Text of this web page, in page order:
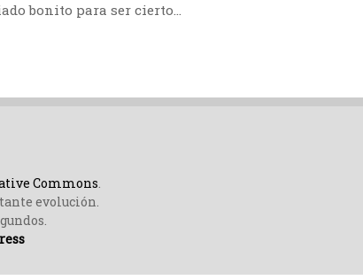
bonito para ser cierto…
Commons.
evolución.